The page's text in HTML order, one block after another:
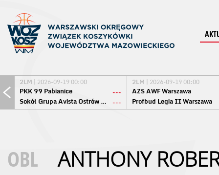
2LM | 2026-09-19 00:00
PKK 99 Pabianice
---
Sokół Grupa Avista Ostrów Maz. ---
2LM | 2026-09-19 00:00
AZS AWF Warszawa
Profbud Legia II Warszawa
OBL ANTHONY